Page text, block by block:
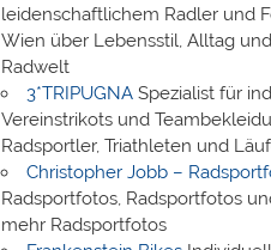
leidenschaftlichem Radler und
Wien über Lebensstil, Alltag
Radwelt
3*TRIPUGNASpezialist für
Vereinstrikots und
Radsportler, Triathleten und
Christopher Jobb –
Radsportfotos, Radsportfotos
mehr Radsportfotos